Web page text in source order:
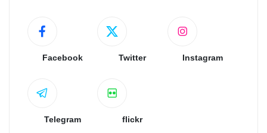
Facebook Twitter Instagram
Telegram flickr